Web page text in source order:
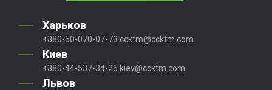
Харьков
+380-50-070-07-73 ccktm@ccktm.com
Киев
+380-44-537-34-26 kiev@ccktm.com
Львов